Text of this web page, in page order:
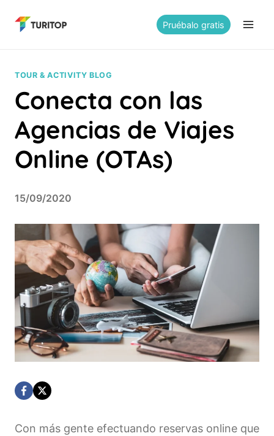
Pruébalo gratis
TOUR & ACTIVITY BLOG
Conecta con las
Agencias de Viajes
Online (OTAs)
15/09/2020
Con más gente efectuando reservas online que